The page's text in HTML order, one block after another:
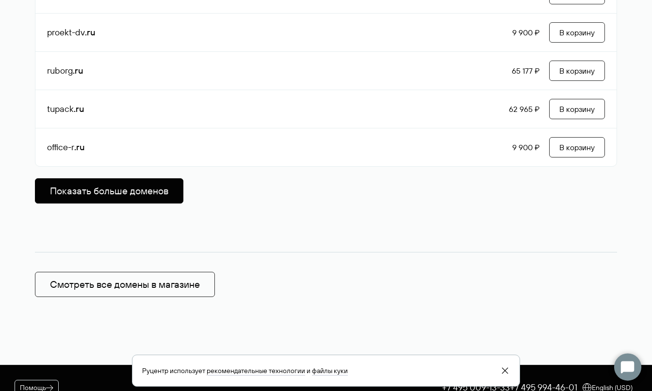
proekt-dv.ru 9 900 ₽ В корзину
ruborg.ru 65 177 ₽ В корзину
tupack.ru 62 965 ₽ В корзину
office-r.ru 9 900 ₽ В корзину
Показать больше доменов
Смотреть все домены в магазине
Помощь +7 495 009-13-33+7 495 994-46-01 English (USD)
Руцентр использует рекомендательные технологии и файлы куки